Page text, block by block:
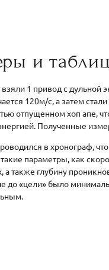
и
1 привод с дульной
120м/с, а затем
отпущенном хоп апе,
Полученные
в хронограф,
такие параметры, как
а также глубину
до «цели» было